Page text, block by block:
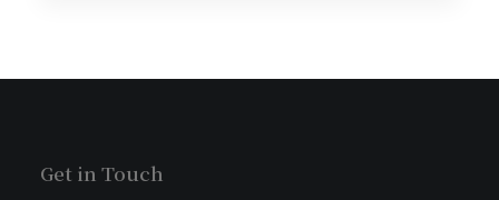
Get in Touch